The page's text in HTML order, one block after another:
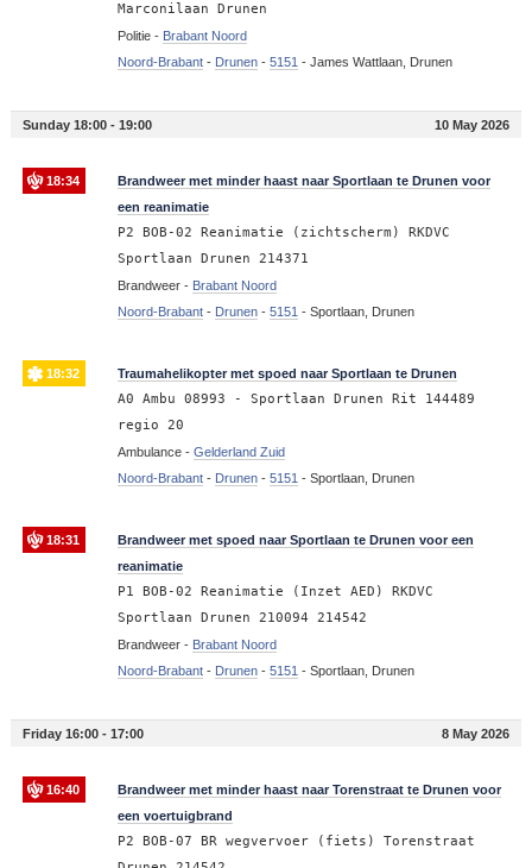
Marconilaan Drunen
Politie - Brabant Noord
Noord-Brabant- Drunen- 5151 - James Wattlaan, Drunen
Sunday 18:00 - 19:00 10 May 2026
18:34
Brandweer met minder haast naar Sportlaan te Drunen voor
een reanimatie
P2 BOB-02 Reanimatie (zichtscherm) RKDVC
Sportlaan Drunen 214371
Brandweer - Brabant Noord
Noord-Brabant- Drunen- 5151 - Sportlaan, Drunen
18:32 Traumahelikopter met spoed naar Sportlaan te Drunen
A0 Ambu 08993 - Sportlaan Drunen Rit 144489
regio 20
Ambulance - Gelderland Zuid
Noord-Brabant- Drunen- 5151 - Sportlaan, Drunen
18:31
Brandweer met spoed naar Sportlaan te Drunen voor een
reanimatie
P1 BOB-02 Reanimatie (Inzet AED) RKDVC
Sportlaan Drunen 210094 214542
Brandweer - Brabant Noord
Noord-Brabant- Drunen- 5151 - Sportlaan, Drunen
Friday 16:00 - 17:00 8 May 2026
16:40
Brandweer met minder haast naar Torenstraat te Drunen voor
een voertuigbrand
P2 BOB-07 BR wegvervoer (fiets) Torenstraat